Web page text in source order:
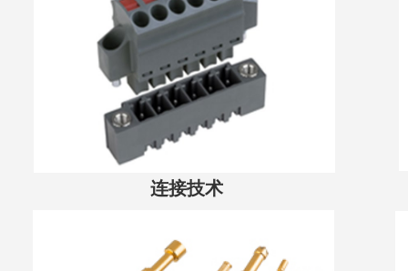
查看更多
连接技术